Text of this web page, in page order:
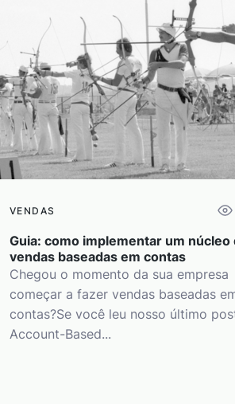
VENDAS
Guia: como implementar um núcleo
vendas baseadas em contas
Chegou o momento da sua empresa
começar a fazer vendas baseadas
contas?Se você leu nosso último
Account-Based...